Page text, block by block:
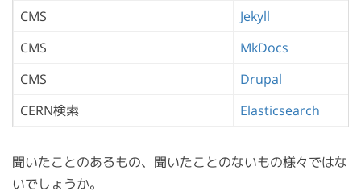
CMS Jekyll
CMS MkDocs
CMS Drupal
CERN検索 Elasticsearch
聞いたことのあるもの、聞いたことのないもの様々ではな
いでしょうか。